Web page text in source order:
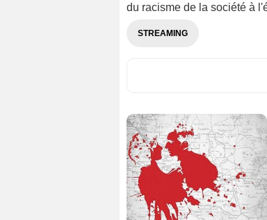
du racisme de la société à
STREAMING